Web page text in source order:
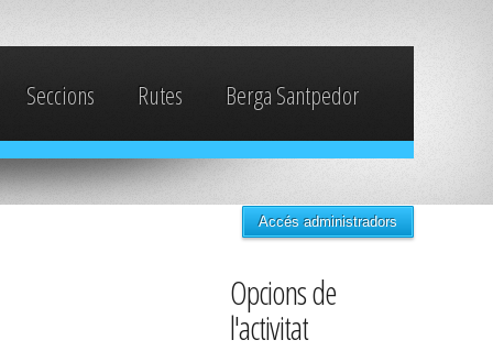
Seccions Rutes Berga Santpedor
Accés administradors
Opcions de
l'activitat